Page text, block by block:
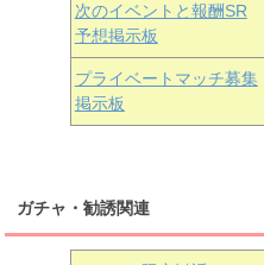
朝香果林 近江彼方
次のイベントと報酬SR
予想掲示板
プライベートマッチ募集
掲示板
ガチャ・勧誘関連